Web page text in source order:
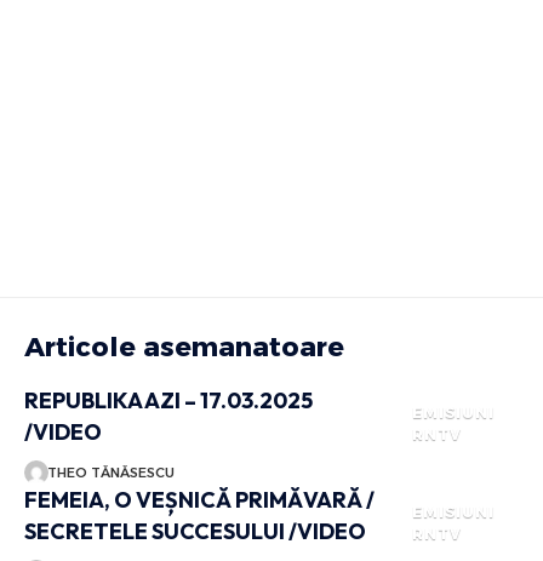
Articole asemanatoare
EMISIUNI
RNTV
REPUBLIKA AZI – 17.03.2025
/VIDEO
THEO TĂNĂSESCU
EMISIUNI
RNTV
FEMEIA, O VEȘNICĂ PRIMĂVARĂ /
SECRETELE SUCCESULUI /VIDEO